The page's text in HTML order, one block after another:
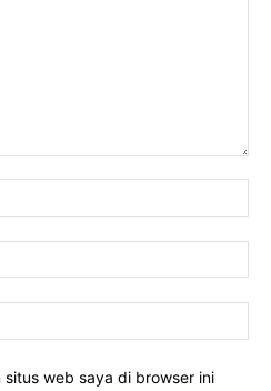
situs web saya di browser ini